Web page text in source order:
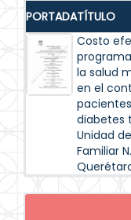
PORTADATÍTULO
Costo
la salud
en el
diabetes
Unidad
Familiar